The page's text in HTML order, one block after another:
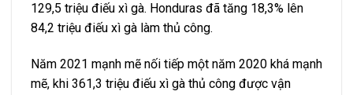
129,5 triệu điếu xì gà. Honduras đã tăng 18,3% lên
84,2 triệu điếu xì gà làm thủ công.
Năm 2021 mạnh mẽ nối tiếp một năm 2020 khá mạnh
mẽ, khi 361,3 triệu điếu xì gà thủ công được vận